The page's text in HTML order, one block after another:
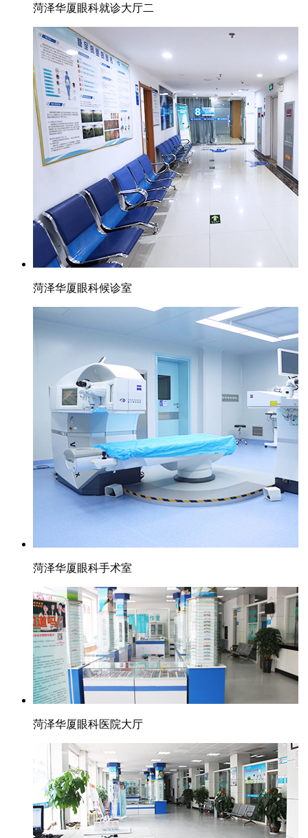
菏泽华厦眼科就诊大厅二
菏泽华厦眼科候诊室
菏泽华厦眼科手术室
菏泽华厦眼科医院大厅